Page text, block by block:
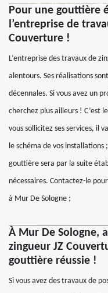
Pour une gouttière
l’entreprise de
Couverture !
L’entreprise des travaux de
alentours. Ses réalisations
décennales. Si vous avez un
cherchez plus ailleurs ! C’est
vous sollicitez ses services, il
le schéma de vos installations
gouttière sera par la suite
nécessaires. Contactez-le
à Mur De Sologne ;
À Mur De Sologne,
zingueur JZ
gouttière réussie !
Si vous avez des travaux de